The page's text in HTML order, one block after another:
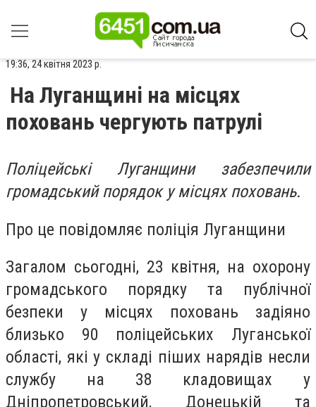
19:36, 24 квітня 2023 р.
На Луганщині на місцях
поховань чергують патрулі
Поліцейські Луганщини забезпечили
громадський порядок у місцях поховань.
Про це повідомляє поліція Луганщини
Загалом сьогодні, 23 квітня, на охорону
громадського порядку та публічної
безпеки у місцях поховань задіяно
близько 90 поліцейських Луганської
області, які у складі піших нарядів несли
службу на 38 кладовищах у
Дніпропетровський, Донецькій та